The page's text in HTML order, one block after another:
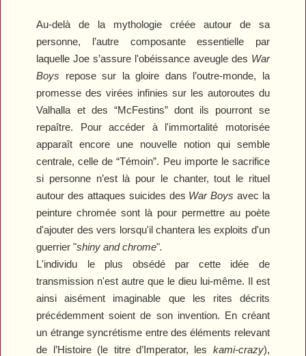
Au-delà de la mythologie créée autour de sa
personne, l’autre composante essentielle par
laquelle Joe s’assure l'obéissance aveugle des War
Boys repose sur la gloire dans l’outre-monde, la
promesse des virées infinies sur les autoroutes du
Valhalla et des “McFestins” dont ils pourront se
repaître. Pour accéder à l'immortalité motorisée
apparaît encore une nouvelle notion qui semble
centrale, celle de “Témoin”. Peu importe le sacrifice
si personne n’est là pour le chanter, tout le rituel
autour des attaques suicides des War Boys avec la
peinture chromée sont là pour permettre au poète
d'ajouter des vers lorsqu'il chantera les exploits d'un
guerrier "shiny and chrome".
L'individu le plus obsédé par cette idée de
transmission n'est autre que le dieu lui-même. Il est
ainsi aisément imaginable que les rites décrits
précédemment soient de son invention. En créant
un étrange syncrétisme entre des éléments relevant
de l’Histoire (le titre d’Imperator, les kami-crazy),